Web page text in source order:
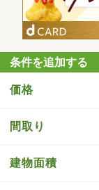
条件を追加する
価格
間取り
建物面積